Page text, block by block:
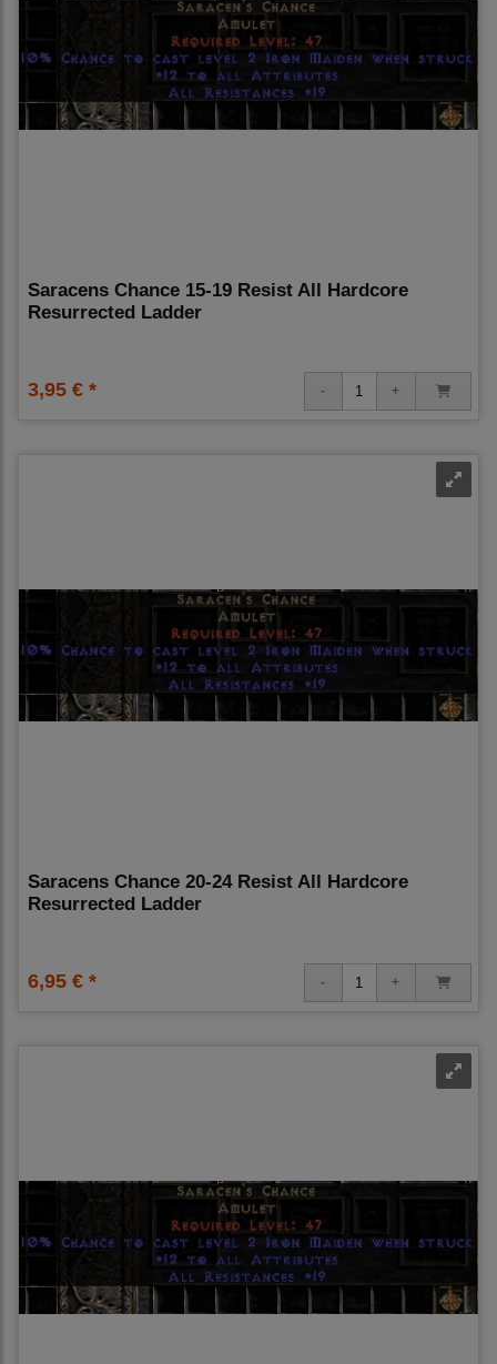
Saracens Chance 15-19 Resist All Hardcore
Resurrected Ladder
3,95 € *
Saracens Chance 20-24 Resist All Hardcore
Resurrected Ladder
6,95 € *